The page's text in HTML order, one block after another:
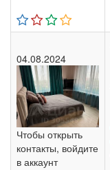
04.08.2024
Чтобы открыть
контакты, войдите
в аккаунт